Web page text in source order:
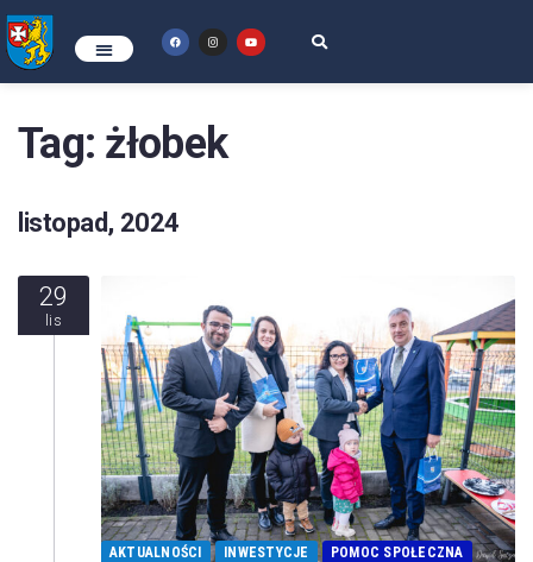
Tag: żłobek
listopad, 2024
29
lis
AKTUALNOŚCI INWESTYCJE POMOC SPOŁECZNA